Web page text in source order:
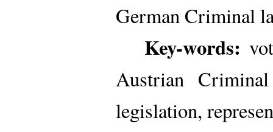
German Criminal
Key-words:
Austrian
legislation,